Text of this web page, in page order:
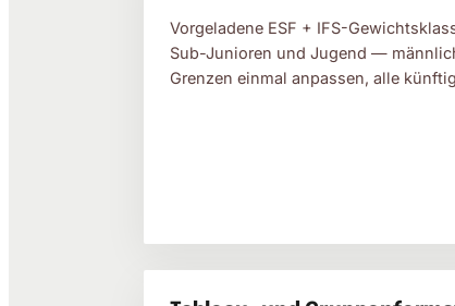
Vorgeladene ESF + IFS-
Sub-Junioren und Jugend —
Grenzen einmal anpassen, alle